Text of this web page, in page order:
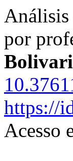
Análisis
por
https://
Acesso